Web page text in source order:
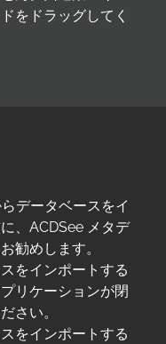
をドラッグしてく
データベースをイ
、ACDSee メタデ
勧めします。
をインポートする
リケーションが閉
さい。
をインポートする